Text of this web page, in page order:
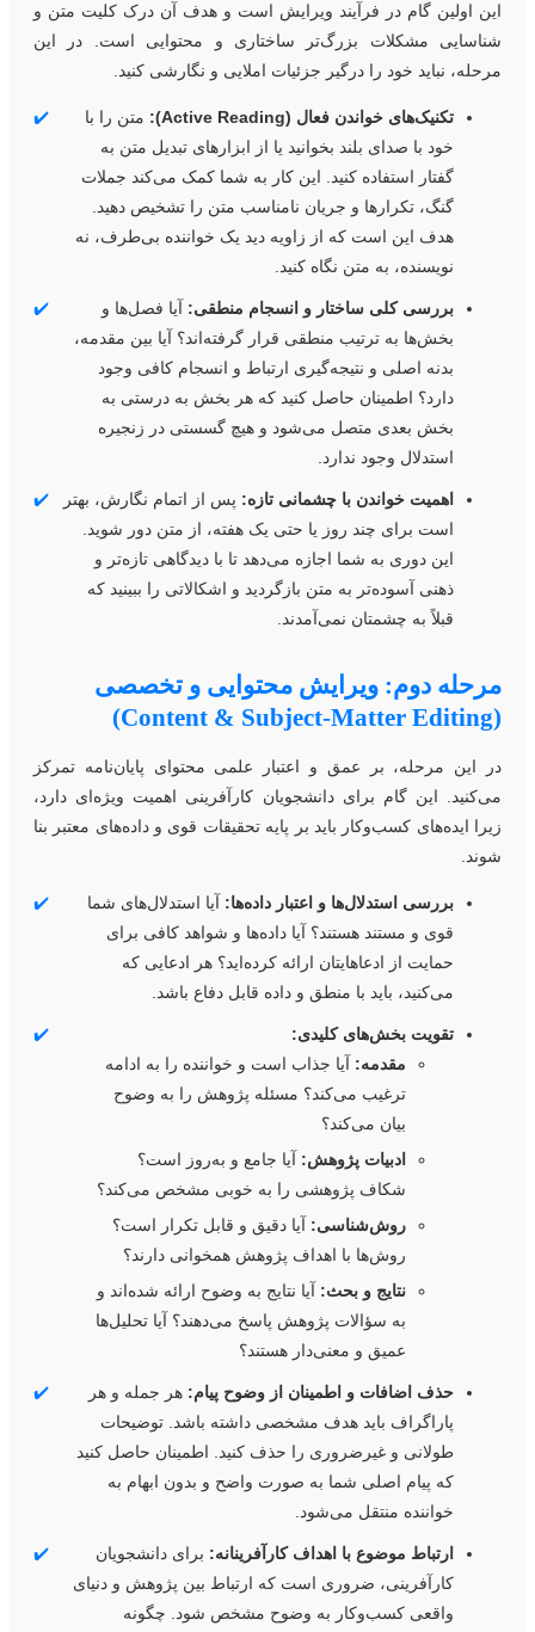
اولین گام در فرآیند ویرایش است و هدف آن درک کلیت متن و
مشکلات بزرگ‌تر ساختاری و محتوایی است. در این
نباید خود را درگیر جزئیات املایی و نگارشی کنید.
✔️ تکنیک‌های خواندن فعال (Active Reading):
متن را با
خود با صدای بلند بخوانید یا از ابزارهای تبدیل متن به
گفتار استفاده کنید. این کار به شما کمک می‌کند جملات
گنگ، تکرارها و جریان نامناسب متن را تشخیص دهید.
هدف این است که از زاویه دید یک خواننده بی‌طرف، نه
نویسنده، به متن نگاه کنید.
بررسی کلی ساختار و انسجام منطقی:آیا فصل‌ها و
بخش‌ها به ترتیب منطقی قرار گرفته‌اند؟ آیا بین مقدمه،
بدنه اصلی و نتیجه‌گیری ارتباط و انسجام کافی وجود
دارد؟ اطمینان حاصل کنید که هر بخش به درستی به
بخش بعدی متصل می‌شود و هیچ گسستی در زنجیره
استدلال وجود ندارد.
✔️ اهمیت خواندن با چشمانی تازه: پس از اتمام نگارش، بهتر
است برای چند روز یا حتی یک هفته، از متن دور شوید.
این دوری به شما اجازه می‌دهد تا با دیدگاهی تازه‌تر و
ذهنی آسوده‌تر به متن بازگردید و اشکالاتی را ببینید که
قبلاً به چشمتان نمی‌آمدند.
دوم: ویرایش محتوایی و تخصصی
این مرحله، بر عمق و اعتبار علمی محتوای پایان‌نامه تمرکز
این گام برای دانشجویان کارآفرینی اهمیت ویژه‌ای دارد،
ایده‌های کسب‌و‌کار باید بر پایه تحقیقات قوی و داده‌های معتبر بنا
بررسی استدلال‌ها و اعتبار داده‌ها: آیا استدلال‌های شما
قوی و مستند هستند؟ آیا داده‌ها و شواهد کافی برای
حمایت از ادعاهایتان ارائه کرده‌اید؟ هر ادعایی که
می‌کنید، باید با منطق و داده قابل دفاع باشد.
تقویت بخش‌های کلیدی:
مقدمه:آیا جذاب است و خواننده را به ادامه
ترغیب می‌کند؟ مسئله پژوهش را به وضوح
بیان می‌کند؟
ادبیات پژوهش:آیا جامع و به‌روز است؟
شکاف پژوهشی را به خوبی مشخص می‌کند؟
روش‌شناسی:آیا دقیق و قابل تکرار است؟
روش‌ها با اهداف پژوهش همخوانی دارند؟
نتایج و بحث: آیا نتایج به وضوح ارائه شده‌اند و
به سؤالات پژوهش پاسخ می‌دهند؟ آیا تحلیل‌ها
عمیق و معنی‌دار هستند؟
حذف اضافات و اطمینان از وضوح پیام:هر جمله و هر
پاراگراف باید هدف مشخصی داشته باشد. توضیحات
طولانی و غیرضروری را حذف کنید. اطمینان حاصل کنید
که پیام اصلی شما به صورت واضح و بدون ابهام به
خواننده منتقل می‌شود.
ارتباط موضوع با اهداف کارآفرینانه: برای دانشجویان
کارآفرینی، ضروری است که ارتباط بین پژوهش و دنیای
واقعی کسب‌و‌کار به وضوح مشخص شود. چگونه